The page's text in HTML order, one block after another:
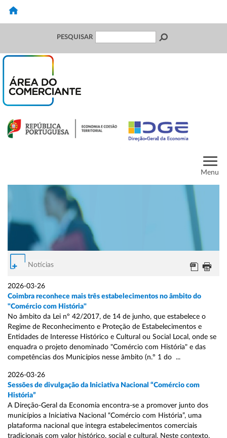
PESQUISAR
Menu
Notícias
2026-03-26
Coimbra reconhece mais três estabelecimentos no âmbito do
"Comércio com História"
No âmbito da Lei nº 42/2017, de 14 de junho, que estabelece o
Regime de Reconhecimento e Proteção de Estabelecimentos e
Entidades de Interesse Histórico e Cultural ou Social Local, onde se
enquadra o projeto denominado "Comércio com História" e das
competências dos Municípios nesse âmbito (n.º 1 do ...
2026-03-26
Sessões de divulgação da Iniciativa Nacional “Comércio com
História”
A Direção-Geral da Economia encontra-se a promover junto dos
municípios a Iniciativa Nacional “Comércio com História”, uma
plataforma nacional que integra estabelecimentos comerciais
tradicionais com valor histórico, social e cultural. Neste contexto,